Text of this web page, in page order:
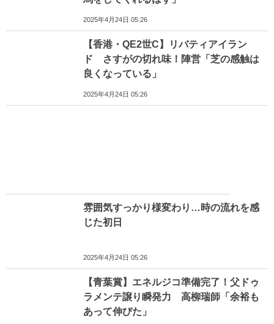
2025年4月24日 05:26
【香港・QE2世C】リバティアイラン
ド さすがの切れ味！陣営「芝の感触は
良くなっている」
2025年4月24日 05:26
雰囲気すっかり様変わり…時の流れを感
じた初日
2025年4月24日 05:26
【青葉賞】エネルジコ準備完了！父ドゥ
ラメンテ譲り瞬発力 高柳瑞師「余裕も
あって伸びた」